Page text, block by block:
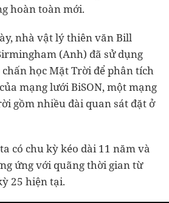
hoàn toàn mới.
nhà vật lý thiên văn Bill
(Anh) đã sử dụng
học Mặt Trời để phân tích
mạng lưới BiSON, một mạng
gồm nhiều đài quan sát đặt ở
có chu kỳ kéo dài 11 năm và
ứng với quãng thời gian từ
25 hiện tại.